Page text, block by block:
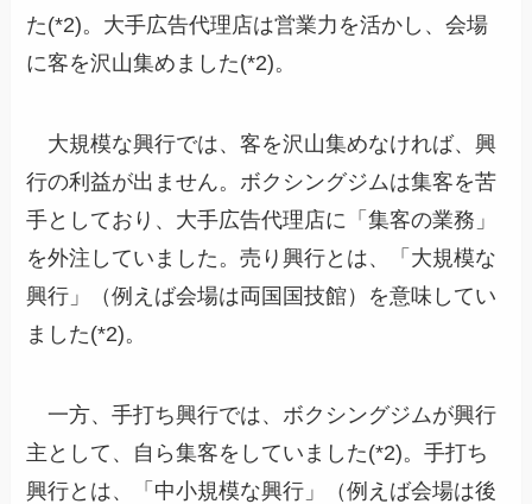
た(*2)。大手広告代理店は営業力を活かし、会場
に客を沢山集めました(*2)。
大規模な興行では、客を沢山集めなければ、興
行の利益が出ません。ボクシングジムは集客を苦
手としており、大手広告代理店に「集客の業務」
を外注していました。売り興行とは、「大規模な
興行」（例えば会場は両国国技館）を意味してい
ました(*2)。
一方、手打ち興行では、ボクシングジムが興行
主として、自ら集客をしていました(*2)。手打ち
興行とは、「中小規模な興行」（例えば会場は後